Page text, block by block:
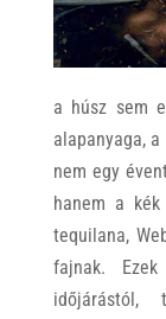
a húsz sem
alapanyaga,
nem egy
hanem a
tequilana,
fajnak.
időjárástól,